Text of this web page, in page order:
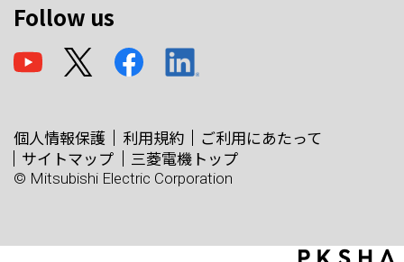
Follow us
個人情報保護 利用規約
ご利用にあたって
サイトマップ
三菱電機トップ
© Mitsubishi Electric Corporation